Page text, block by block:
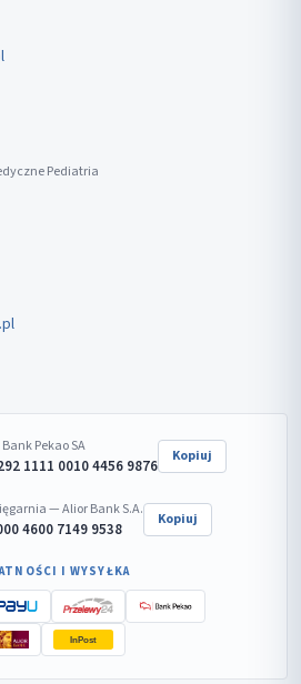
Pediatria
Pekao SA
1111 0010 4456 9876 Kopiuj
— Alior Bank S.A.
4600 7149 9538 Kopiuj
I WYSYŁKA
InPost